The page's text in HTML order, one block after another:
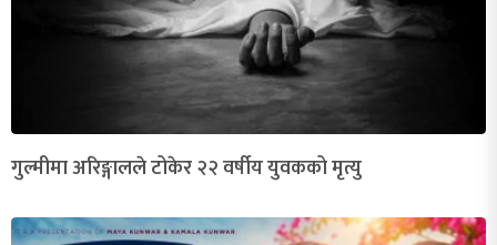
गुल्मीमा अरिङ्गालले टोकेर २२ वर्षीय युवकको मृत्यु